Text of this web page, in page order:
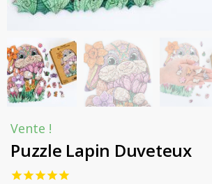
Vente !
Puzzle Lapin Duveteux